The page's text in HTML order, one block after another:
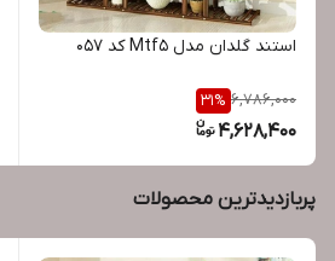
استند گلدان مدل Mtf5 کد 057
6,786,000
31%
4,628,400
پربازدیدترین محصولات